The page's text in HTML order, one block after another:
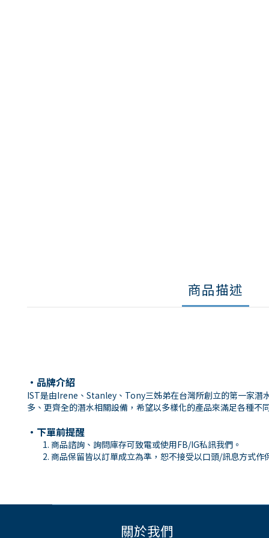
商品描述
・品牌介紹
IST是由Irene、Stanley、Tony三姊弟在台灣所創立的第一家潛
多、更齊全的潛水相關設備，希望以多樣化的產品來滿足各種
・下單前提醒
商品諮詢、詢問庫存可致電或使用FB/IG私訊我們。
商品保留皆以訂單成立為準，恕不接受以口頭/訊息方式作
關於我們